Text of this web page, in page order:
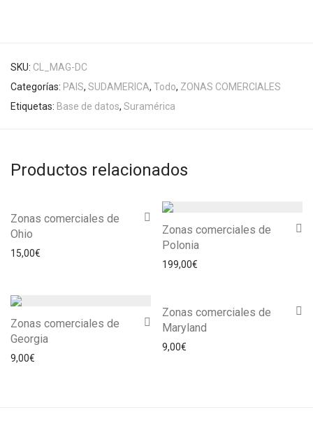
SKU: CL_MAG-DC
Categorías: PAIS, SUDAMERICA, Todo, ZONAS COMERCIALES
Etiquetas: Base de datos, Suramérica
Productos relacionados
Zonas comerciales de
Ohio
15,00€
Zonas comerciales de
Polonia
199,00€
Zonas comerciales de
Georgia
9,00€
Zonas comerciales de
Maryland
9,00€